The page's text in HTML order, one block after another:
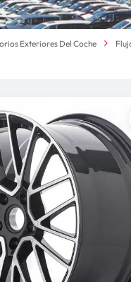
Exteriores Del Coche